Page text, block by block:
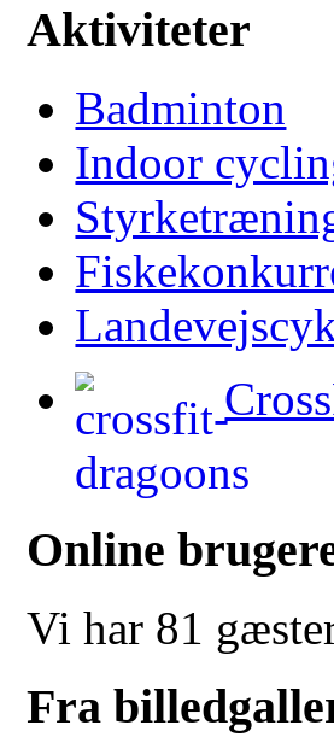
Aktiviteter
Badminton
Indoor
Online
Vi har 81
Fra